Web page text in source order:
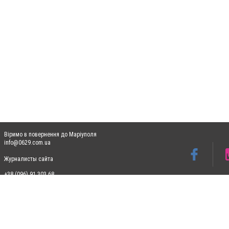
Віримо в повернення до Маріуполя
info@0629.com.ua
Журналисты сайта
+38 (096) 91 303 68